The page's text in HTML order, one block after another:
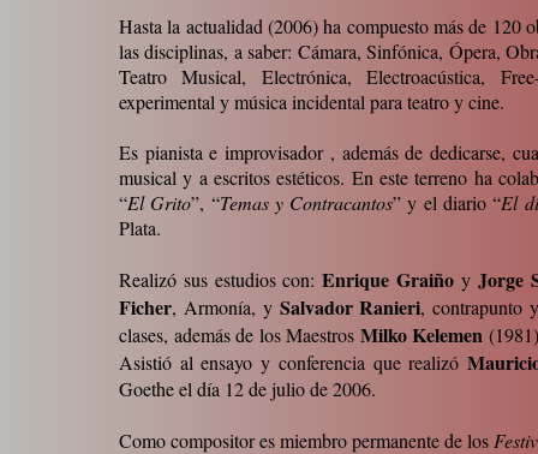
Hasta la actualidad (2006) ha compuesto más de 120
las disciplinas, a saber: Cámara, Sinfónica, Ópera,
Teatro Musical, Electrónica, Electroacústica,
experimental y música incidental para teatro y cine.
Es pianista e improvisador , además de dedicarse,
musical y a escritos estéticos. En este terreno ha
“El Grito”, “Temas y Contracantos” y el diario “El
Plata.
Realizó sus estudios con:Enrique Graiño y Jorge
Ficher, Armonía, y Salvador Ranieri, contrapunto
clases, además de los Maestros Milko Kelemen
Asistió al ensayo y conferencia que realizó
Goethe el día 12 de julio de 2006.
Como compositor es miembro permanente de los